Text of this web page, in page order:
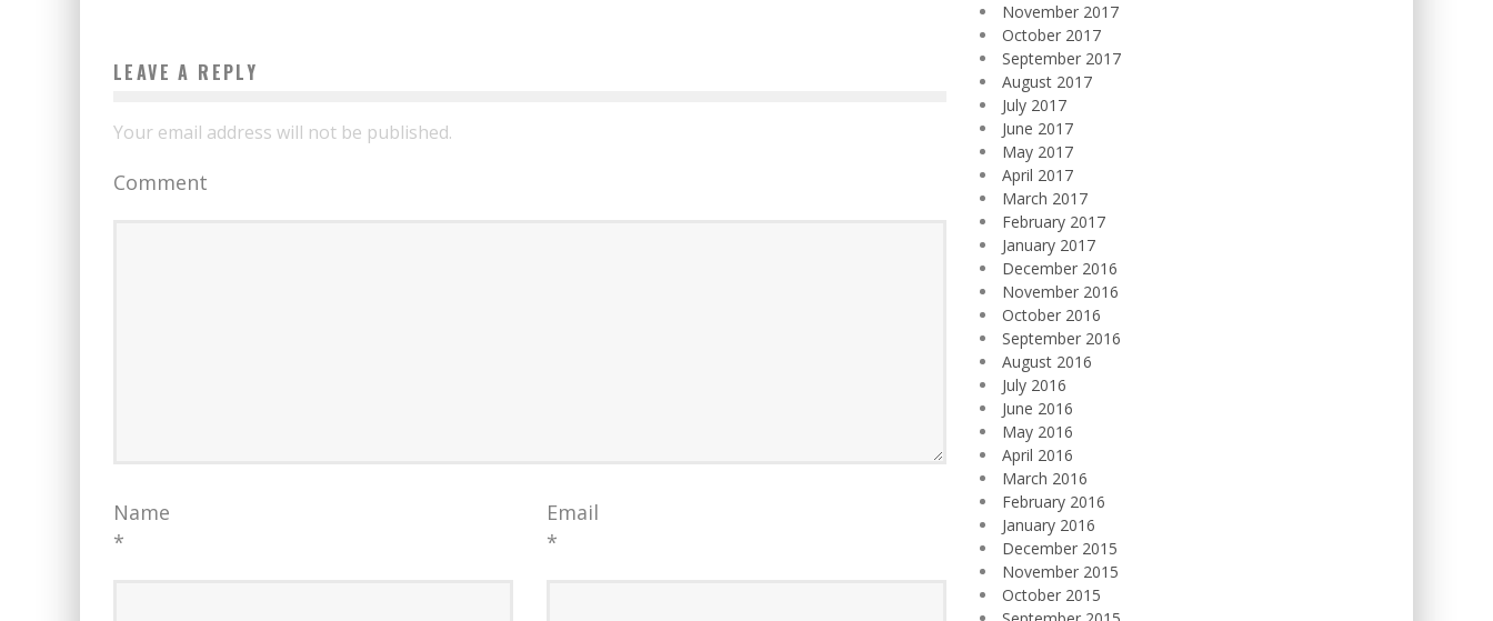
LEAVE A REPLY
Your email address will not be published.
Comment
Name
*
Email
*
November 2017
October 2017
September 2017
August 2017
July 2017
June 2017
May 2017
April 2017
March 2017
February 2017
January 2017
December 2016
November 2016
October 2016
September 2016
August 2016
July 2016
June 2016
May 2016
April 2016
March 2016
February 2016
January 2016
December 2015
November 2015
October 2015